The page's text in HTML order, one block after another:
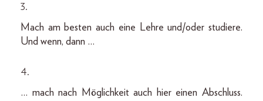
3.
Mach am besten auch eine Lehre und/oder studiere.
Und wenn, dann …
4.
… mach nach Möglichkeit auch hier einen Abschluss.